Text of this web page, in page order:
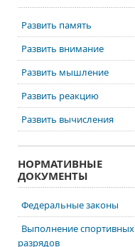
Развить память
Развить внимание
Развить мышление
Развить реакцию
Развить вычисления
НОРМАТИВНЫЕ
ДОКУМЕНТЫ
Федеральные законы
Выполнение спортивных
разрядов